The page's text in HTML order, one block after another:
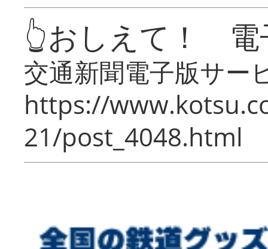
👆おしえて！ 電
交通新聞電子版サー
https://
21/post_4048.html